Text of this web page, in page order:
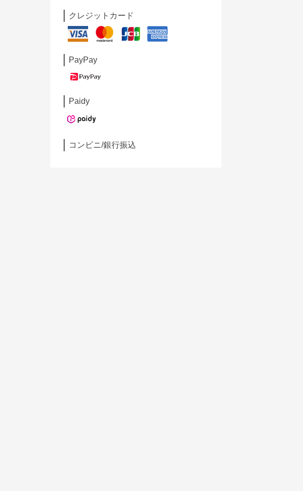
クレジットカード
PayPay
Paidy
コンビニ/銀行振込